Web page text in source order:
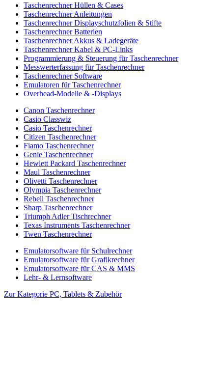
Taschenrechner Hüllen & Cases
Taschenrechner Anleitungen
Taschenrechner Displayschutzfolien & Stifte
Taschenrechner Batterien
Taschenrechner Akkus & Ladegeräte
Taschenrechner Kabel & PC-Links
Programmierung & Steuerung für Taschenrechner
Messwerterfassung für Taschenrechner
Taschenrechner Software
Emulatoren für Taschenrechner
Overhead-Modelle & -Displays
Canon Taschenrechner
Casio Classwiz
Casio Taschenrechner
Citizen Taschenrechner
Fiamo Taschenrechner
Genie Taschenrechner
Hewlett Packard Taschenrechner
Maul Taschenrechner
Olivetti Taschenrechner
Olympia Taschenrechner
Rebell Taschenrechner
Sharp Taschenrechner
Triumph Adler Tischrechner
Texas Instruments Taschenrechner
Twen Taschenrechner
Emulatorsoftware für Schulrechner
Emulatorsoftware für Grafikrechner
Emulatorsoftware für CAS & MMS
Lehr- & Lernsoftware
Zur Kategorie PC, Tablets & Zubehör